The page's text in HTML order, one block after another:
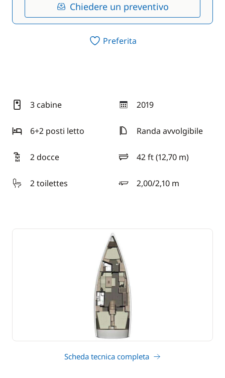
Chiedere un preventivo
Preferita
3 cabine 2019
anno
6+2 posti letto
Randa avvolgibile
2 docce 42 ft (12,70 m)
lunghezza
2 toilettes
2,00/2,10 m
pescaggio
Scheda tecnica completa